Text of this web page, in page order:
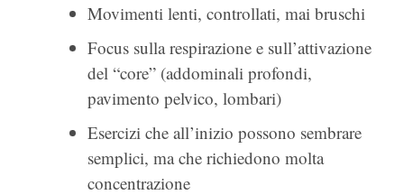
Movimenti lenti, controllati, mai bruschi
Focus sulla respirazione e sull’attivazione
del “core” (addominali profondi,
pavimento pelvico, lombari)
Esercizi che all’inizio possono sembrare
semplici, ma che richiedono molta
concentrazione